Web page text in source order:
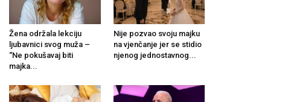
Žena održala lekciju
ljubavnici svog muža –
“Ne pokušavaj biti
majka...
Nije pozvao svoju majku
na vjenčanje jer se stidio
njenog jednostavnog...